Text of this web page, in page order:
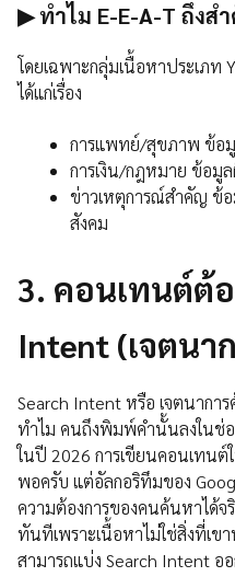
▶ ทำไม E-E-A-T ถึงส
โดยเฉพาะกลุ่มเนื้อหาประเภท
ได้แก่เรื่อง
การแพทย์/สุขภาพ ข้อ
การเงิน/กฎหมาย ข้อมู
ข่าวเหตุการณ์สำคัญ ข้
สังคม
3. คอนเทนต์ต้
Intent (เจตนา
Search Intent หรือ เจตนากา
ทำไม คนถึงพิมพ์คำนั้นลงในช่อ
ในปี 2026 การเขียนคอนเทนต์
พอครับ แต่อัลกอริทึมของ
ความต้องการของคนค้นหาได้จ
ทันทีเพราะเนื้อหาไม่ใช่สิ่งที่เข
สามารถแบ่ง Search Intent อ